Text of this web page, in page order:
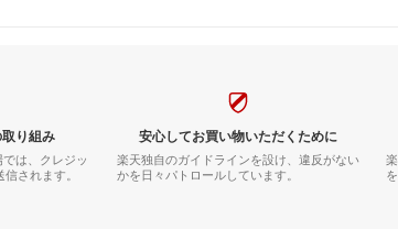
り組み
は、クレジッ
されます。
安心してお買い物いただくために
楽天独自のガイドラインを設け、違反がない
かを日々パトロールしています。